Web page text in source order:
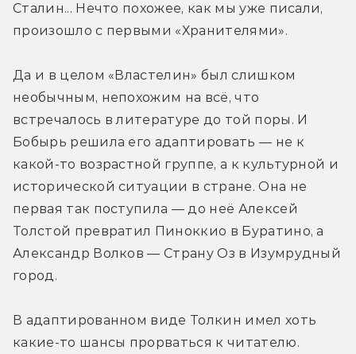
Сталин... Нечто похожее, как мы уже писали,
произошло с первыми «Хранителями».
Да и в целом «Властелин» был слишком
необычным, непохожим на всё, что
встречалось в литературе до той поры. И
Бобырь решила его адаптировать — не к
какой-то возрастной группе, а к культурной и
исторической ситуации в стране. Она не
первая так поступила — до неё Алексей
Толстой превратил Пиноккио в Буратино, а
Александр Волков — Страну Оз в Изумрудный
город.
В адаптированном виде Толкин имел хоть
какие-то шансы прорваться к читателю.